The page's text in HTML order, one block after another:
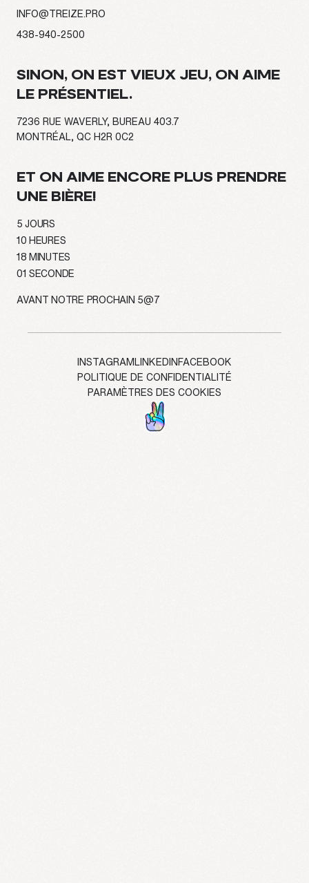
INFO@TREIZE.PRO
438-940-2500
SINON, ON EST VIEUX JEU, ON AIME
LE PRÉSENTIEL.
7236 RUE WAVERLY, BUREAU 403.7
MONTRÉAL, QC H2R 0C2
ET ON AIME ENCORE PLUS PRENDRE
UNE BIÈRE!
5 JOURS
10 HEURES
17 MINUTES
58
SECONDES
AVANT NOTRE PROCHAIN 5@7
INSTAGRAM LINKEDIN FACEBOOK
POLITIQUE DE CONFIDENTIALITÉ
PARAMÈTRES DES COOKIES